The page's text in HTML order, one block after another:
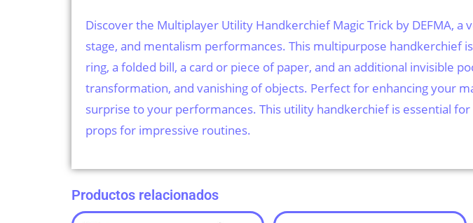
Discover the Multiplayer Utility Handkerchief Magic Trick by DEFMA,
stage, and mentalism performances. This multipurpose handkerchief
ring, a folded bill, a card or piece of paper, and an additional invisible
transformation, and vanishing of objects. Perfect for enhancing your
surprise to your performances. This utility handkerchief is essential
props for impressive routines.
Productos relacionados